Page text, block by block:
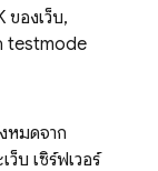
ของเว็บ,
testmode
หมดจาก
บ เซิร์ฟเวอร์